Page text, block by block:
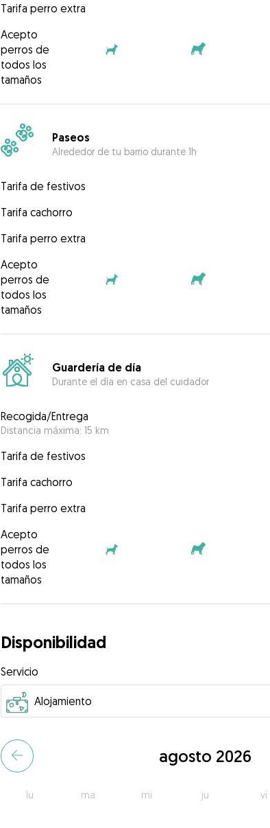
Tarifa perro extra
Acepto
perros de
todos los
tamaños
Paseos
Alrededor de tu barrio durante 1h
Tarifa de festivos
Tarifa cachorro
Tarifa perro extra
Acepto
perros de
todos los
tamaños
Guardería de día
Durante el día en casa del cuidador
Recogida/Entrega
Distancia máxima: 15 km
Tarifa de festivos
Tarifa cachorro
Tarifa perro extra
Acepto
perros de
todos los
tamaños
Disponibilidad
Servicio
agosto 2026
lu ma mi ju vi